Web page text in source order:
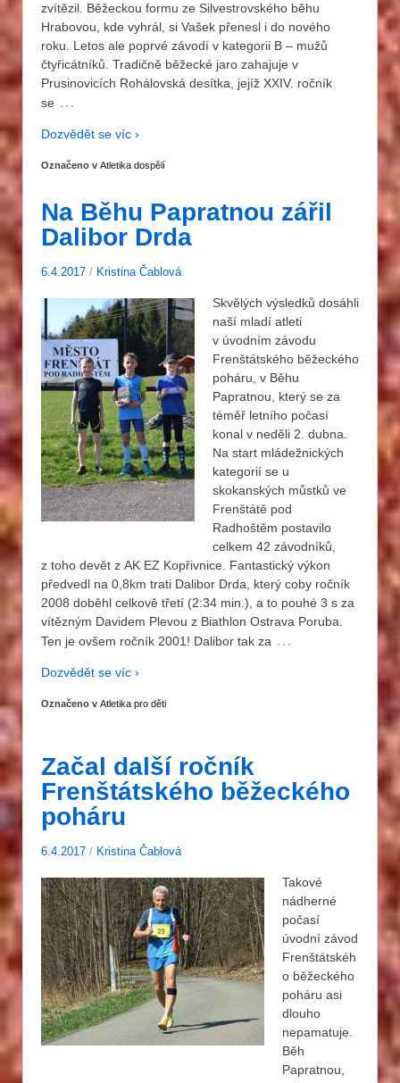
zvítězil. Běžeckou formu ze Silvestrovského běhu
Hrabovou, kde vyhrál, si Vašek přenesl i do nového
roku. Letos ale poprvé závodí v kategorii B – mužů
čtyřicátníků. Tradičně běžecké jaro zahajuje v
Prusinovicích Rohálovská desítka, jejíž XXIV. ročník
se …
Dozvědět se víc ›
Označeno v Atletika dospělí
Na Běhu Papratnou zářil
Dalibor Drda
6.4.2017 / Kristina Čablová
Skvělých výsledků dosáhli
naší mladí atleti
v úvodním závodu
Frenštátského běžeckého
poháru, v Běhu
Papratnou, který se za
téměř letního počasí
konal v neděli 2. dubna.
Na start mládežnických
kategorií se u
skokanských můstků ve
Frenštátě pod
Radhoštěm postavilo
celkem 42 závodníků,
z toho devět z AK EZ Kopřivnice. Fantastický výkon
předvedl na 0,8km trati Dalibor Drda, který coby ročník
2008 doběhl celkově třetí (2:34 min.), a to pouhé 3 s za
vítězným Davidem Plevou z Biathlon Ostrava Poruba.
Ten je ovšem ročník 2001! Dalibor tak za …
Dozvědět se víc ›
Označeno v Atletika pro děti
Začal další ročník
Frenštátského běžeckého
poháru
6.4.2017 / Kristina Čablová
Takové
nádherné
počasí
úvodní závod
Frenštátskéh
o běžeckého
poháru asi
dlouho
nepamatuje.
Běh
Papratnou,